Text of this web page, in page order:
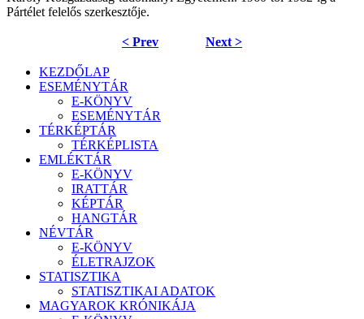
Pártélet felelős szerkesztője.
< Prev Next >
KEZDŐLAP
ESEMÉNYTÁR
E-KÖNYV
ESEMÉNYTÁR
TÉRKÉPTÁR
TÉRKÉPLISTA
EMLÉKTÁR
E-KÖNYV
IRATTÁR
KÉPTÁR
HANGTÁR
NÉVTÁR
E-KÖNYV
ÉLETRAJZOK
STATISZTIKA
STATISZTIKAI ADATOK
MAGYAROK KRÓNIKÁJA